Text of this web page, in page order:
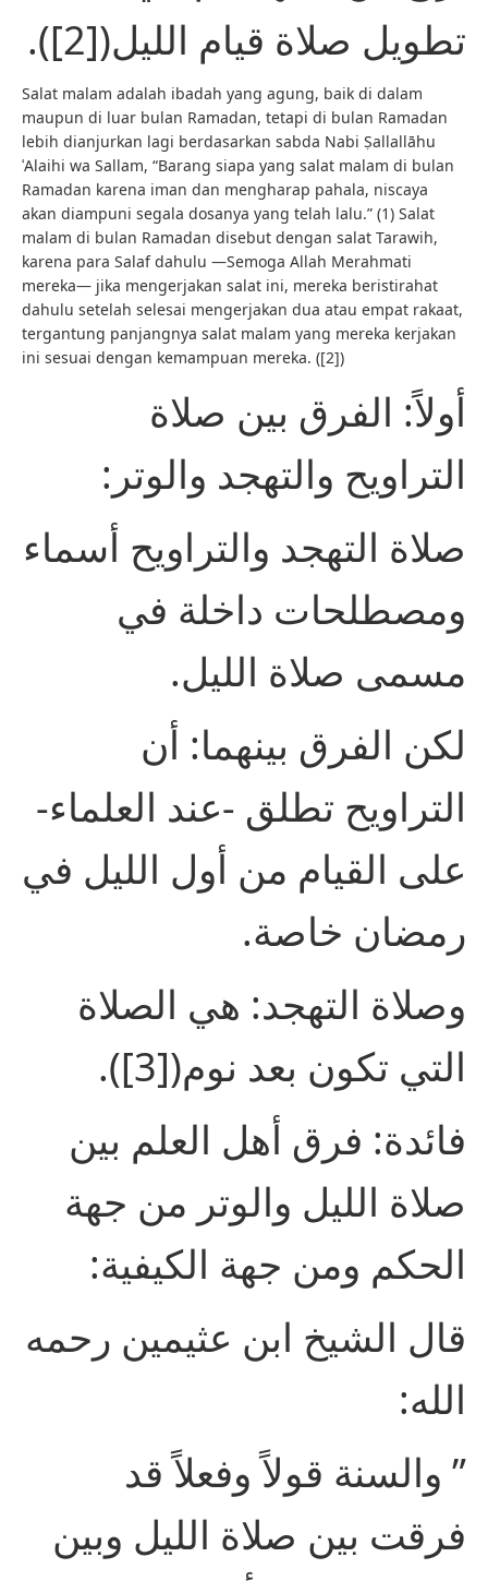
تطويل صلاة قيام الليل([2]).
Salat malam adalah ibadah yang agung, baik di dalam
maupun di luar bulan Ramadan, tetapi di bulan Ramadan
lebih dianjurkan lagi berdasarkan sabda Nabi Ṣallallāhu
ʿAlaihi wa Sallam, “Barang siapa yang salat malam di bulan
Ramadan karena iman dan mengharap pahala, niscaya
akan diampuni segala dosanya yang telah lalu.” (1) Salat
malam di bulan Ramadan disebut dengan salat Tarawih,
karena para Salaf dahulu —Semoga Allah Merahmati
mereka— jika mengerjakan salat ini, mereka beristirahat
dahulu setelah selesai mengerjakan dua atau empat rakaat,
tergantung panjangnya salat malam yang mereka kerjakan
ini sesuai dengan kemampuan mereka. ([2])
أولاً: الفرق بين صلاة
التراويح والتهجد والوتر:
صلاة التهجد والتراويح أسماء
ومصطلحات داخلة في
مسمى صلاة الليل.
لكن الفرق بينهما: أن
التراويح تطلق -عند العلماء-
على القيام من أول الليل في
رمضان خاصة.
وصلاة التهجد: هي الصلاة
التي تكون بعد نوم([3]).
فائدة: فرق أهل العلم بين
صلاة الليل والوتر من جهة
الحكم ومن جهة الكيفية:
قال الشيخ ابن عثيمين رحمه
الله:
” والسنة قولاً وفعلاً قد
فرقت بين صلاة الليل وبين